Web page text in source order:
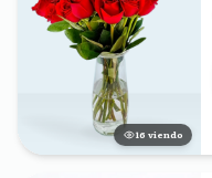
15 viendo